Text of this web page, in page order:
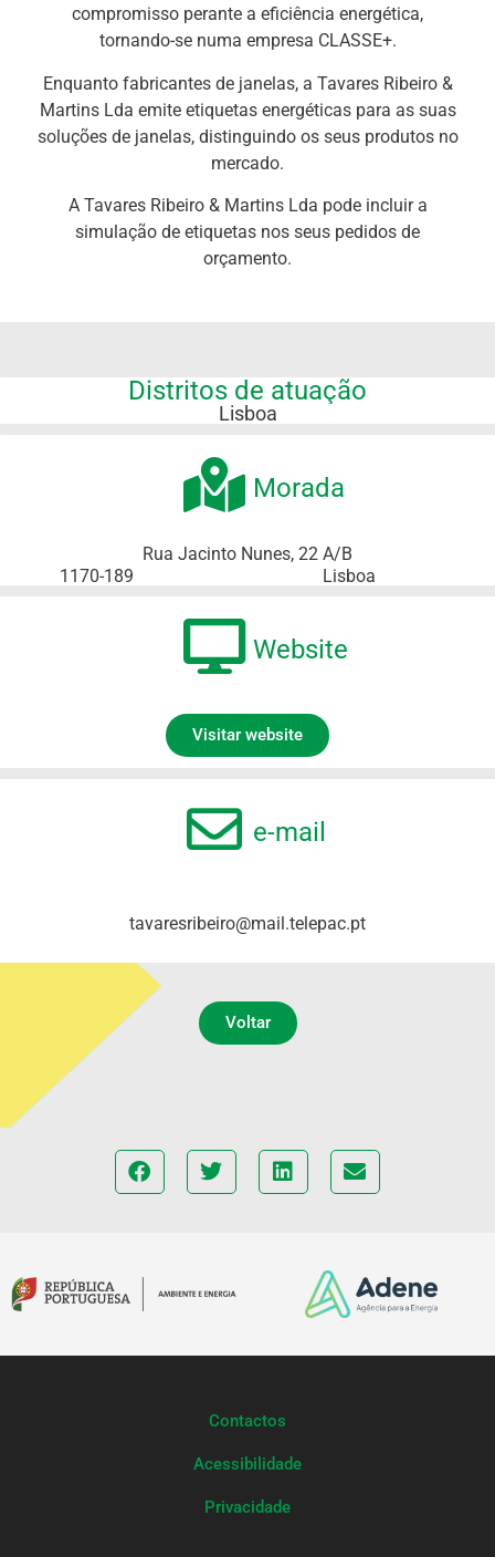
compromisso perante a eficiência energética,
tornando-se numa empresa CLASSE+.
Enquanto fabricantes de janelas, a Tavares Ribeiro &
Martins Lda emite etiquetas energéticas para as suas
soluções de janelas, distinguindo os seus produtos no
mercado.
A Tavares Ribeiro & Martins Lda pode incluir a
simulação de etiquetas nos seus pedidos de
orçamento.
Distritos de atuação
Lisboa
Morada
Rua Jacinto Nunes, 22 A/B
1170-189
Lisboa
Website
Visitar website
e-mail
tavaresribeiro@mail.telepac.pt
Voltar
Contactos
Acessibilidade
Privacidade